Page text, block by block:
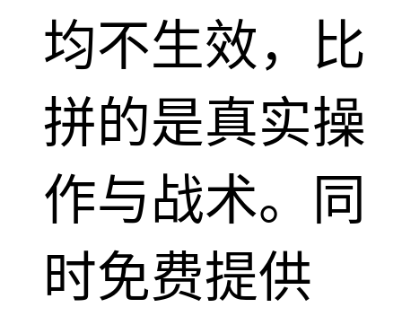
均不生效，比
拼的是真实操
作与战术。同
时免费提供